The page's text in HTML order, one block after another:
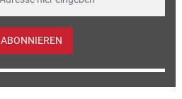
ABONNIEREN